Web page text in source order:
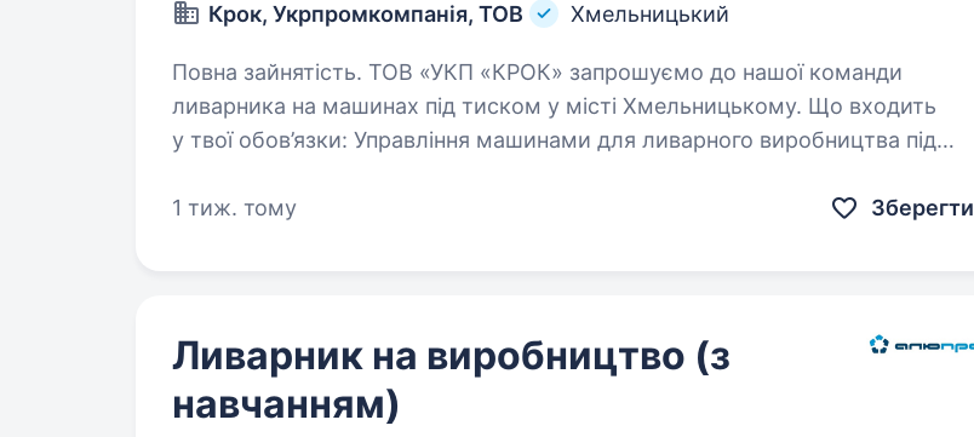
Крок, Укрпромкомпанія, ТОВ Хмельницький
Повна зайнятість. ТОВ «УКП «КРОК» запрошуємо до нашої команди
ливарника на машинах під тиском у місті Хмельницькому. Що входить
у твої обов’язки: Управління машинами для ливарного виробництва під
1 тиж. тому
Зберегти
Ливарник на виробництво (з
навчанням)